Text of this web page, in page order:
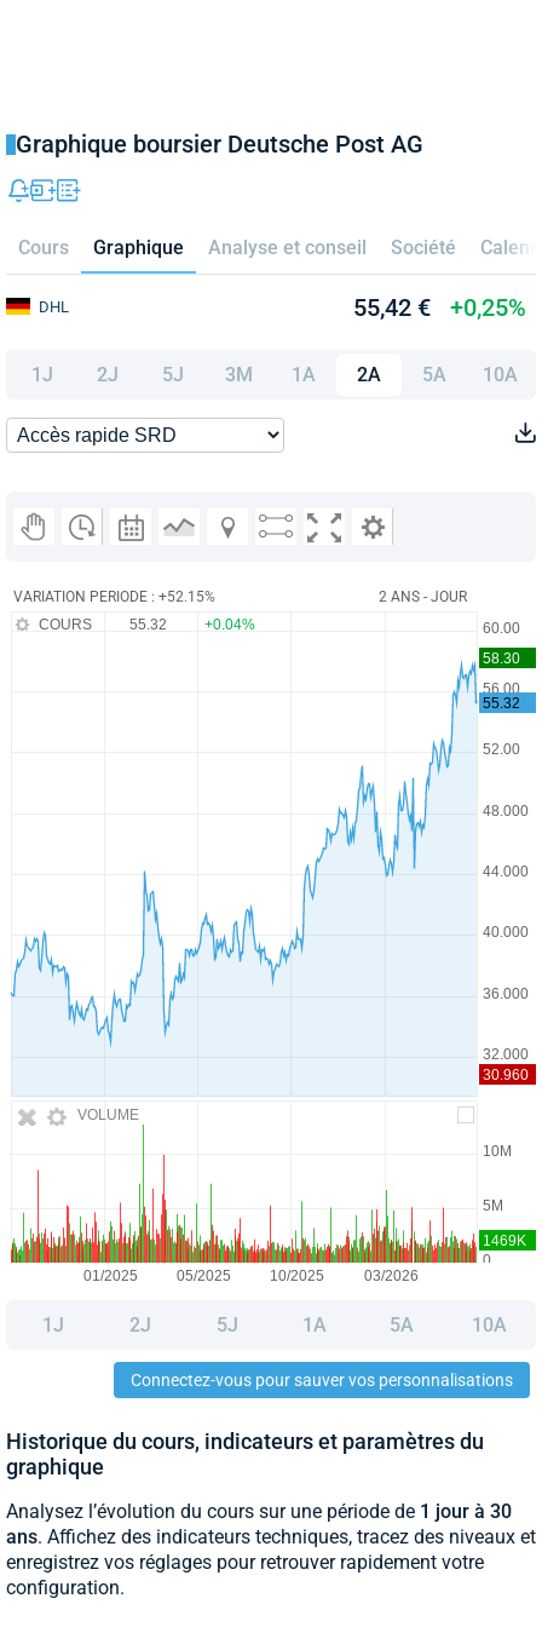
Graphique boursier Deutsche Post AG
Cours Graphique Analyse et conseil Société
DHL 55,42 € +0,25%
1J 2J 5J 3M 1A 2A 5A 10A
VARIATION PERIODE : +52.15% 2 ANS - JOUR
VOLUME
COURS 55.32 +0.04%
1J 2J 5J 1A 5A 10A
Connectez-vous pour sauver vos personnalisations
Historique du cours, indicateurs et paramètres du
graphique
Analysez l’évolution du cours sur une période de 1 jour à 30
ans. Affichez des indicateurs techniques, tracez des niveaux et
enregistrez vos réglages pour retrouver rapidement votre
configuration.